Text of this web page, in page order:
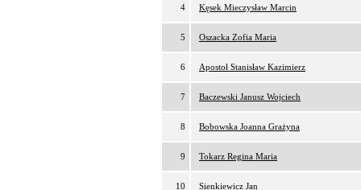
4 Kęsek Mieczysław Marcin
5 Oszacka Zofia Maria
6 Apostoł Stanisław Kazimierz
7 Baczewski Janusz Wojciech
8 Bobowska Joanna Grażyna
9 Tokarz Regina Maria
10 Sienkiewicz Jan